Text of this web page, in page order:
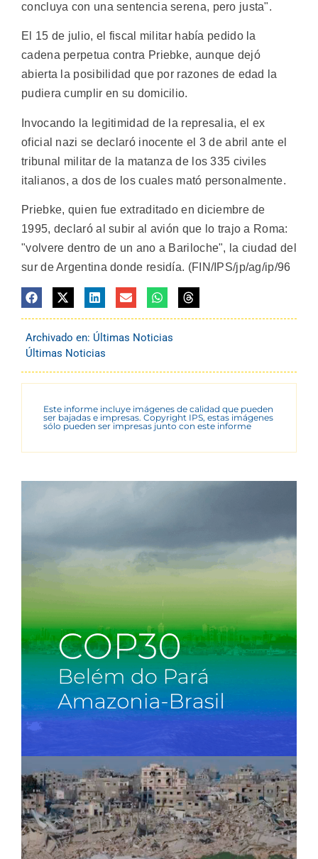
concluya con una sentencia serena, pero justa".
El 15 de julio, el fiscal militar había pedido la
cadena perpetua contra Priebke, aunque dejó
abierta la posibilidad que por razones de edad la
pudiera cumplir en su domicilio.
Invocando la legitimidad de la represalia, el ex
oficial nazi se declaró inocente el 3 de abril ante el
tribunal militar de la matanza de los 335 civiles
italianos, a dos de los cuales mató personalmente.
Priebke, quien fue extraditado en diciembre de
1995, declaró al subir al avión que lo trajo a Roma:
"volvere dentro de un ano a Bariloche", la ciudad del
sur de Argentina donde residía. (FIN/IPS/jp/ag/ip/96
Archivado en: Últimas Noticias
Últimas Noticias
Este informe incluye imágenes de calidad que pueden
ser bajadas e impresas. Copyright IPS, estas imágenes
sólo pueden ser impresas junto con este informe